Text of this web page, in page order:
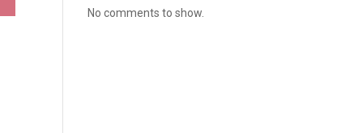
No comments to show.